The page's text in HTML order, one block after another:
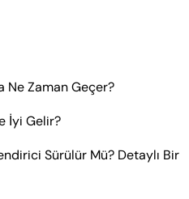
Ne Zaman Geçer?
İyi Gelir?
Sürülür Mü? Detaylı Bir